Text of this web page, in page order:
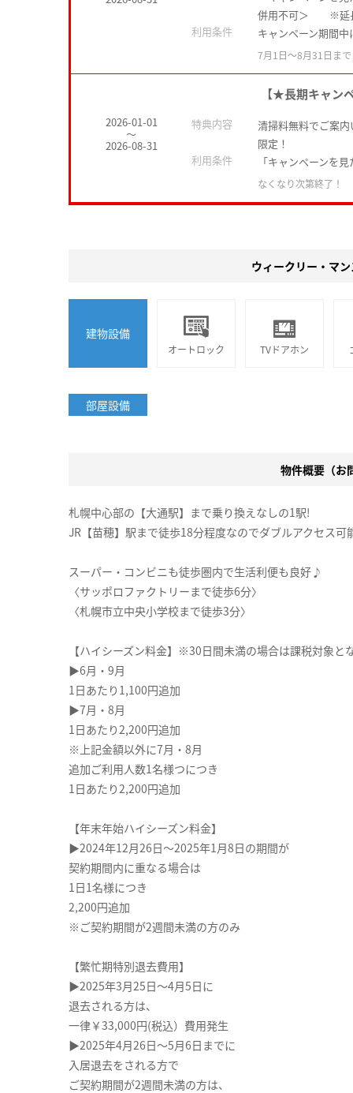
併用不可＞ ※延
利用条件
キャンペーン期間
7月1日〜8月31日まで
【★長期キャン
2026-01-01
～
2026-08-31
特典内容
清掃料無料でご案
限定！
利用条件
「キャンペーンを
なくなり次第終了！
ウィークリー・マ
建物設備
オートロック TVドアホン
部屋設備
物件概要（お
札幌中心部の【大通駅】まで乗り換えなしの1駅!
JR【苗穂】駅まで徒歩18分程度なのでダブルアクセス
スーパー・コンビニも徒歩圏内で生活利便も良好♪
〈サッポロファクトリーまで徒歩6分〉
〈札幌市立中央小学校まで徒歩3分〉
【ハイシーズン料金】※30日間未満の場合は課税対象と
▶6月・9月
1日あたり1,100円追加
▶7月・8月
1日あたり2,200円追加
※上記金額以外に7月・8月
追加ご利用人数1名様つにつき
1日あたり2,200円追加
【年末年始ハイシーズン料金】
▶2024年12月26日～2025年1月8日の期間が
契約期間内に重なる場合は
1日1名様につき
2,200円追加
※ご契約期間が2週間未満の方のみ
【繁忙期特別退去費用】
▶2025年3月25日～4月5日に
退去される方は、
一律￥33,000円(税込）費用発生
▶2025年4月26日～5月6日までに
入居退去をされる方で
ご契約期間が2週間未満の方は、